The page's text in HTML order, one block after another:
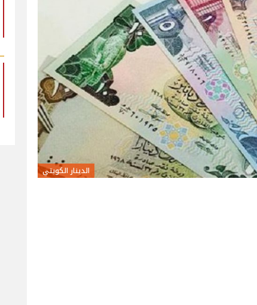
الدينار الكويتي